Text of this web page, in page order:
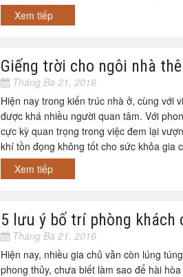
Xem tiếp
Giếng trời cho ngôi nhà
Tháng Ba 21, 2016
Hiện nay trong kiến trúc nhà ở, cùng với
được khá nhiều người quan tâm. Với
cực kỳ quan trọng trong việc đem lại
khí tồn đọng không tốt cho sức khỏa gia
Xem tiếp
5 lưu ý bố trí phòng khách
Tháng Ba 21, 2016
Hiện nay, nhiều gia chủ vẫn còn lúng
phong thủy, chưa biết làm sao để hài